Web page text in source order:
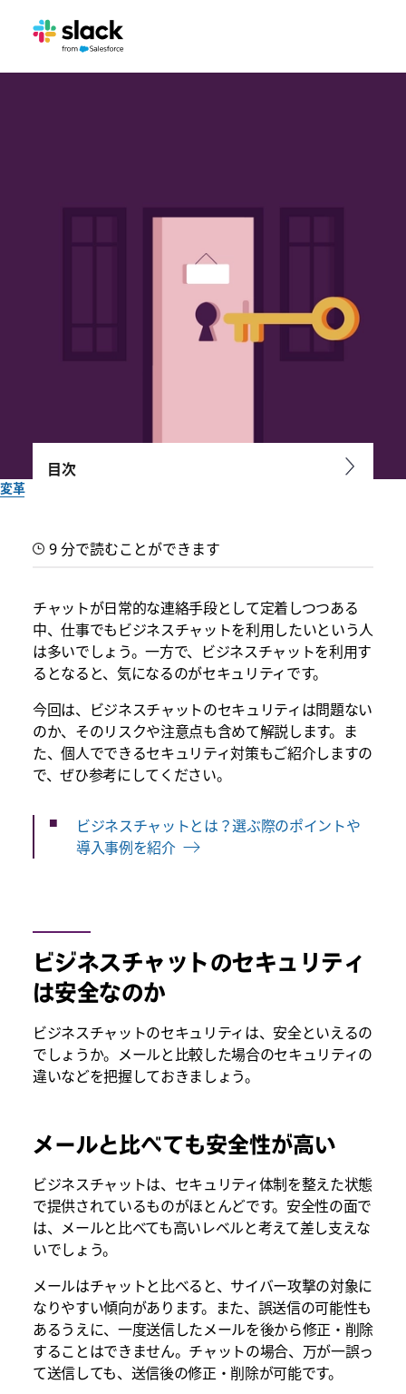
変革
チャットのセキュリティはビ
注意点を解説
仕事でチャットを利用したい場合、気になるのがセキュリティ
です。ビジネスチャットのセキュリティレベルのほか、利用す
るうえでのリスクや注意点などを紹介します。
Slack チーム一同作成
2022年10月9日
目次
9 分で読むことができます
チャットが日常的な連絡手段として定着しつつある
中、仕事でもビジネスチャットを利用したいという人
は多いでしょう。一方で、ビジネスチャットを利用す
るとなると、気になるのがセキュリティです。
今回は、ビジネスチャットのセキュリティは問題ない
のか、そのリスクや注意点も含めて解説します。ま
た、個人でできるセキュリティ対策もご紹介しますの
で、ぜひ参考にしてください。
ビジネスチャットとは？選ぶ際のポイントや
導入事例を紹介
ビジネスチャットのセキュリティ
は安全なのか
ビジネスチャットのセキュリティは、安全といえるの
でしょうか。メールと比較した場合のセキュリティの
違いなどを把握しておきましょう。
メールと比べても安全性が高い
ビジネスチャットは、セキュリティ体制を整えた状態
で提供されているものがほとんどです。安全性の面で
は、メールと比べても高いレベルと考えて差し支えな
いでしょう。
メールはチャットと比べると、サイバー攻撃の対象に
なりやすい傾向があります。また、誤送信の可能性も
あるうえに、一度送信したメールを後から修正・削除
することはできません。チャットの場合、万が一誤っ
て送信しても、送信後の修正・削除が可能です。